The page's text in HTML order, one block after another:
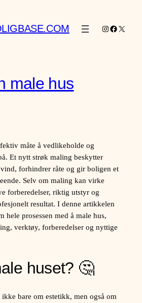
Instagram
Facebook
X
male hus
måte å vedlikeholde og
Et nytt strøk maling beskytter
forhindrer råte og gir boligen et
Selv om maling kan virke
forberedelser, riktig utstyr og
resultat. I denne artikkelen
hele prosessen med å male hus,
verktøy, forberedelser og nyttige
huset? 🤔
bare om estetikk, men også om